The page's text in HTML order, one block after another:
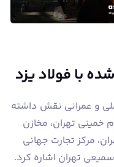
با فولاد یزد
و عمرانی نقش داشته
خمینی تهران، مخازن
مرکز تجارت جهانی
تهران اشاره کرد.